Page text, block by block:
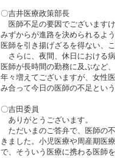
〇吉井医療政策部長
医師不足の要因でございます
みずからが進路を決められるよ
医師を引き揚げざるを得ない、
さらに、夜間、休日における
医師が長時間の勤務に及ぶなど
年々増えてございますが、女性
み合って今日の医師の不足とい
〇吉田委員
ありがとうございます。
ただいまのご答弁で、医師の
きました。小児医療や周産期医
で、そういう医療に携わる医師